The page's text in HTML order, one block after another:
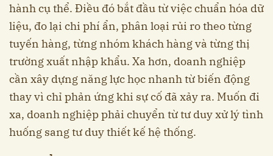
hành cụ thể. Điều đó bắt đầu từ việc chuẩn hóa dữ
liệu, đo lại chi phí ẩn, phân loại rủi ro theo từng
tuyến hàng, từng nhóm khách hàng và từng thị
trường xuất nhập khẩu. Xa hơn, doanh nghiệp
cần xây dựng năng lực học nhanh từ biến động
thay vì chỉ phản ứng khi sự cố đã xảy ra. Muốn đi
xa, doanh nghiệp phải chuyển từ tư duy xử lý tình
huống sang tư duy thiết kế hệ thống.